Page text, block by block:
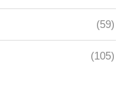
(59)
(105)